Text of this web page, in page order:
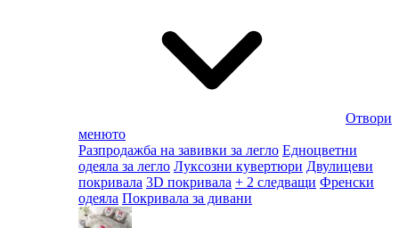
Отвори
менюто
Разпродажба на завивки за легло Едноцветни
одеяла за легло Луксозни кувертюри Двулицеви
покривала 3D покривала + 2 следващи Френски
одеяла Покривала за дивани